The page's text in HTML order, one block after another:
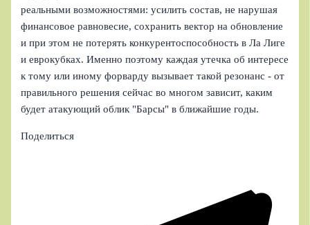
реальными возможностями: усилить состав, не нарушая
финансовое равновесие, сохранить вектор на обновление
и при этом не потерять конкурентоспособность в Ла Лиге
и еврокубках. Именно поэтому каждая утечка об интересе
к тому или иному форварду вызывает такой резонанс - от
правильного решения сейчас во многом зависит, каким
будет атакующий облик "Барсы" в ближайшие годы.
Поделиться